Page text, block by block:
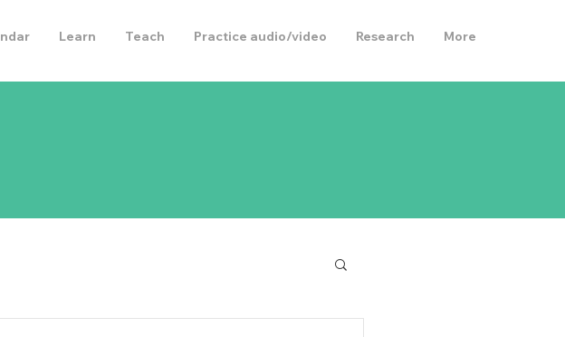
Learn Teach Practice audio/video Research More